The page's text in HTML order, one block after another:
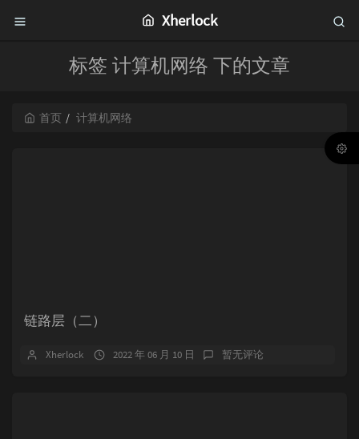
Xherlock
标签 计算机网络 下的文章
首页 计算机网络
链路层（二）
Xherlock 2022 年 06 月 10 日 暂无评论